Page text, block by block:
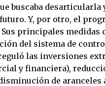
buscaba desarticularla
Y, por otro, el
principales
del sistema de
las inversiones
y financiera),
de aranceles